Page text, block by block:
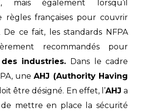
mais également lorsqu’il
règles françaises pour couvrir
De ce fait, les standards NFPA
recommandés pour
industries. Dans le cadre
uneAHJ (Authority Having
être désigné. En effet, l’AHJ a
mettre en place la sécurité